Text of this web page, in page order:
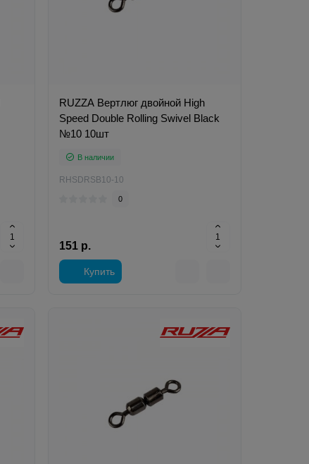
RUZZA Вертлюг двойной High
Speed Double Rolling Swivel Black
№10 10шт
В наличии
RHSDRSB10-10
0
151 р.
Купить